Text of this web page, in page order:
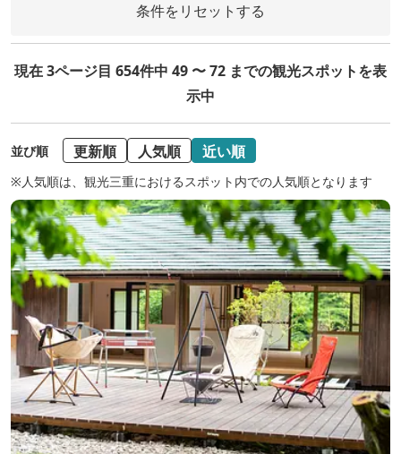
条件をリセットする
現在 3ページ目 654件中 49 〜 72 までの観光スポットを表
示中
並び順 更新順 人気順 近い順
※人気順は、観光三重におけるスポット内での人気順となります